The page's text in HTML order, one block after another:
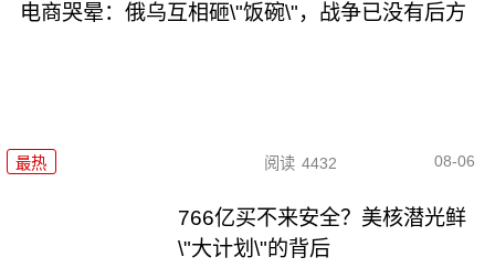
电商哭晕：俄乌互相砸\"饭碗\"，战争已没有后方
最热 阅读 4432 08-06
766亿买不来安全？美核潜光鲜
\"大计划\"的背后